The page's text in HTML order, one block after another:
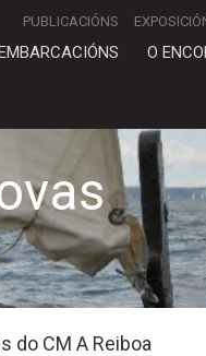
PUBLICACIÓNS
O
do CM A Reiboa